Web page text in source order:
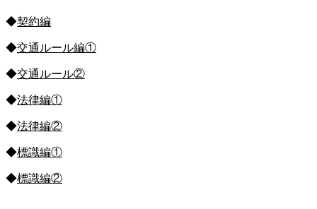
◆契約編
◆交通ルール編①
◆交通ルール②
◆法律編①
◆法律編②
◆標識編①
◆標識編②